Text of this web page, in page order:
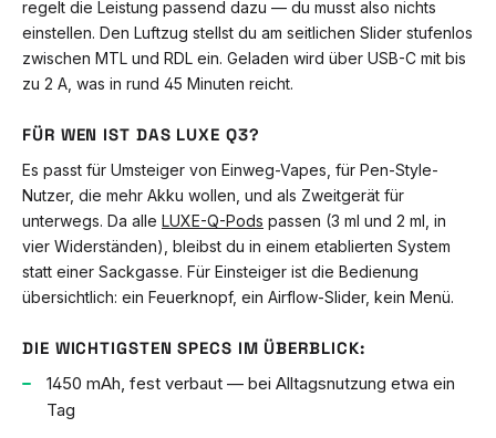
regelt die Leistung passend dazu — du musst also nichts
einstellen. Den Luftzug stellst du am seitlichen Slider stufenlos
zwischen MTL und RDL ein. Geladen wird über USB-C mit bis
zu 2 A, was in rund 45 Minuten reicht.
FÜR WEN IST DAS LUXE Q3?
Es passt für Umsteiger von Einweg-Vapes, für Pen-Style-
Nutzer, die mehr Akku wollen, und als Zweitgerät für
unterwegs. Da alle LUXE-Q-Pods passen (3 ml und 2 ml, in
vier Widerständen), bleibst du in einem etablierten System
statt einer Sackgasse. Für Einsteiger ist die Bedienung
übersichtlich: ein Feuerknopf, ein Airflow-Slider, kein Menü.
DIE WICHTIGSTEN SPECS IM ÜBERBLICK:
1450 mAh, fest verbaut — bei Alltagsnutzung etwa ein
Tag